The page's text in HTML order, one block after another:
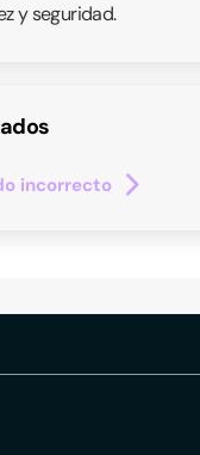
y seguridad.
incorrecto